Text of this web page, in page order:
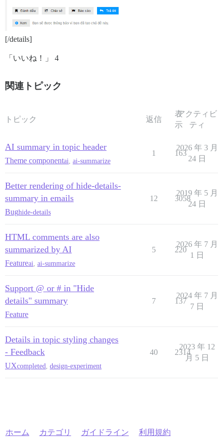
[/details]
「いいね！」 4
関連トピック
トピック 返信
表
示
アクティビ
ティ
AI summary in topic header
Theme componentai ai-summarize
1 163
2026 年 3 月
24 日
Better rendering of hide-details-
summary in emails
Bughide-details
12 3058
2019 年 5 月
24 日
HTML comments are also
summarized by AI
Featureai ai-summarize
5 220
2026 年 7 月
1 日
Support @ or # in "Hide
details" summary
Feature
7 137
2024 年 7 月
7 日
Details in topic styling changes
- Feedback
UXcompleted design-experiment
40 2314
2023 年 12
月 5 日
ホーム カテゴリ ガイドライン 利用規約